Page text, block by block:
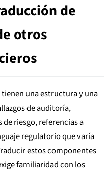
de
otros
una estructura y una
de auditoría,
riesgo, referencias a
regulatorio que varía
estos componentes
familiaridad con los